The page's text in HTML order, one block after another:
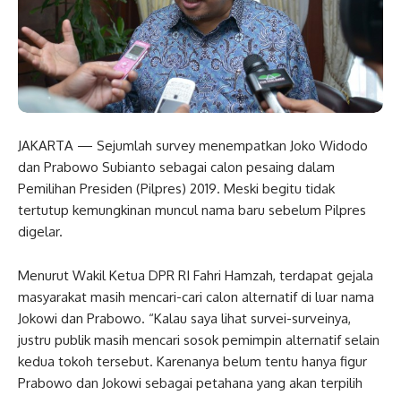
JAKARTA — Sejumlah survey menempatkan Joko Widodo
dan Prabowo Subianto sebagai calon pesaing dalam
Pemilihan Presiden (Pilpres) 2019. Meski begitu tidak
tertutup kemungkinan muncul nama baru sebelum Pilpres
digelar.
Menurut Wakil Ketua DPR RI Fahri Hamzah, terdapat gejala
masyarakat masih mencari-cari calon alternatif di luar nama
Jokowi dan Prabowo. “Kalau saya lihat survei-surveinya,
justru publik masih mencari sosok pemimpin alternatif selain
kedua tokoh tersebut. Karenanya belum tentu hanya figur
Prabowo dan Jokowi sebagai petahana yang akan terpilih